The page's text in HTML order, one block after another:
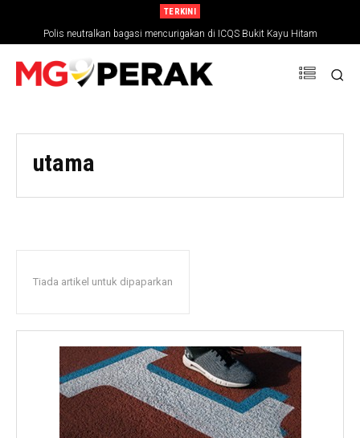
TERKINI
Polis neutralkan bagasi mencurigakan di ICQS Bukit Kayu Hitam
utama
Tiada artikel untuk dipaparkan